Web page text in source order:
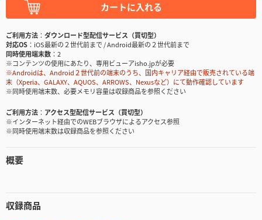
カートに入れる
ご利用方法
ダウンロード型配信サービス（買切型）
対応OS
iOS最新の２世代前まで / Android最新の２世代前まで
同時使用端末数
2
※コンテンツの使用にあたり、専用ビューアisho.jpが必要
※Androidは、Android２世代前の端末のうち、国内キャリア経由で販売されている端
末（Xperia、GALAXY、AQUOS、ARROWS、Nexusなど）にて動作確認しています
※同時使用端末数、必要メモリ容量は収録商品を参照ください
ご利用方法
アクセス型配信サービス（買切型）
※インターネット経由でのWEBブラウザによるアクセス参照
※同時使用端末数は収録商品を参照ください
概要
収録商品